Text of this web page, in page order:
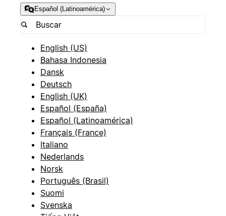
Español (Latinoamérica)
English (US)
Bahasa Indonesia
Dansk
Deutsch
English (UK)
Español (España)
Español (Latinoamérica)
Français (France)
Italiano
Nederlands
Norsk
Português (Brasil)
Suomi
Svenska